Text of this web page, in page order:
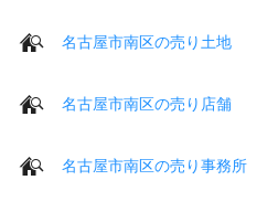
名古屋市南区の売り土地
名古屋市南区の売り店舗
名古屋市南区の売り事務所